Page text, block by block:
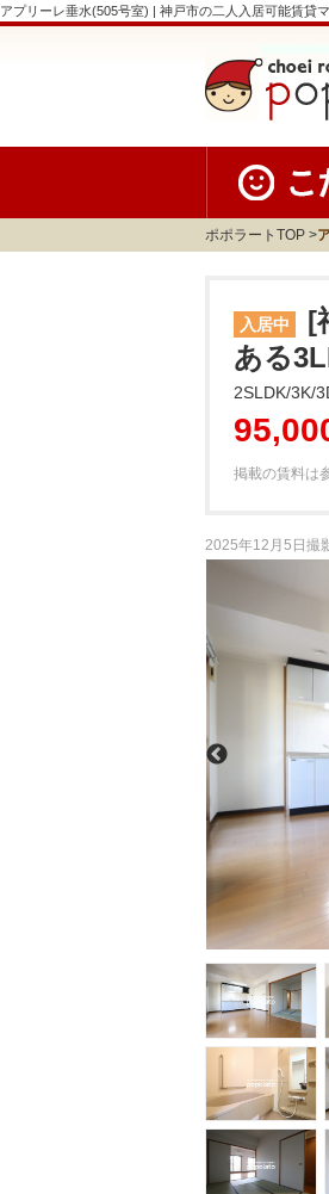
アプリーレ垂水(505号室) | 神戸市の二人入居可能賃貸
ポポラートTOP
入居中
[
ある
2SLDK/3K/
掲載の賃料は
2025年12月5日撮